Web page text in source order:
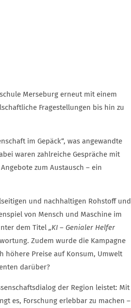
Merseburg erneut mit einem
Fragestellungen bis hin zu
im Gepäck“, was angewandte
waren zahlreiche Gespräche mit
zum Austausch – ein
und nachhaltigen Rohstoff und
von Mensch und Maschine im
dem Titel „KI – Genialer Helfer
Zudem wurde die Kampagne
höhere Preise auf Konsum, Umwelt
darüber?
der Region leistet: Mit
es, Forschung erlebbar zu machen –